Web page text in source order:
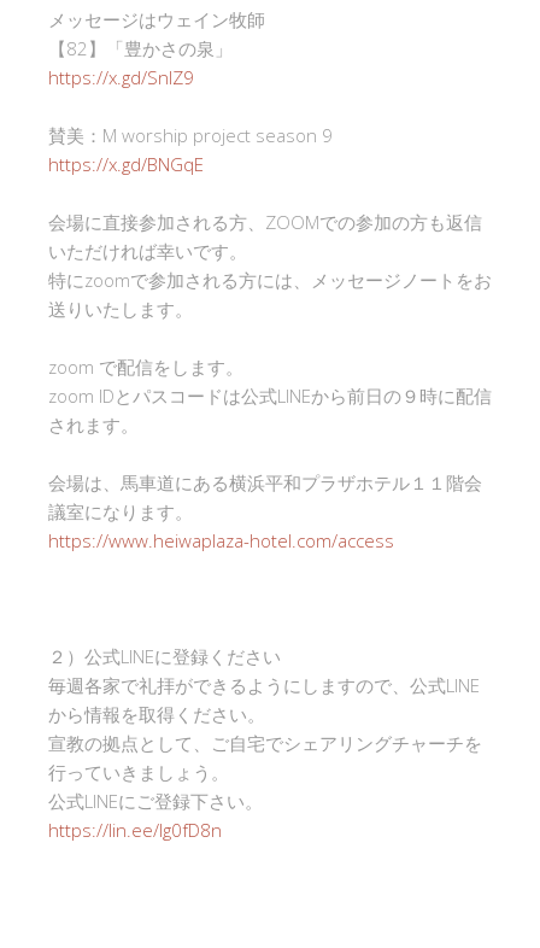
メッセージはウェイン牧師
【82】「豊かさの泉」
https://x.gd/SnlZ9
賛美：M worship project season 9
https://x.gd/BNGqE
会場に直接参加される方、ZOOMでの参加の方も返信
いただければ幸いです。
特にzoomで参加される方には、メッセージノートをお
送りいたします。
zoom で配信をします。
zoom IDとパスコードは公式LINEから前日の９時に配信
されます。
会場は、馬車道にある横浜平和プラザホテル１１階会
議室になります。
https://www.heiwaplaza-hotel.com/access
２）公式LINEに登録ください
毎週各家で礼拝ができるようにしますので、公式LINE
から情報を取得ください。
宣教の拠点として、ご自宅でシェアリングチャーチを
行っていきましょう。
公式LINEにご登録下さい。
https://lin.ee/Ig0fD8n